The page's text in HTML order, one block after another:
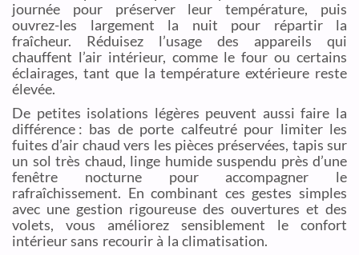
journée pour préserver leur température, puis
ouvrez-les largement la nuit pour répartir la
fraîcheur. Réduisez l’usage des appareils qui
chauffent l’air intérieur, comme le four ou certains
éclairages, tant que la température extérieure reste
élevée.
De petites isolations légères peuvent aussi faire la
différence : bas de porte calfeutré pour limiter les
fuites d’air chaud vers les pièces préservées, tapis sur
un sol très chaud, linge humide suspendu près d’une
fenêtre nocturne pour accompagner le
rafraîchissement. En combinant ces gestes simples
avec une gestion rigoureuse des ouvertures et des
volets, vous améliorez sensiblement le confort
intérieur sans recourir à la climatisation.